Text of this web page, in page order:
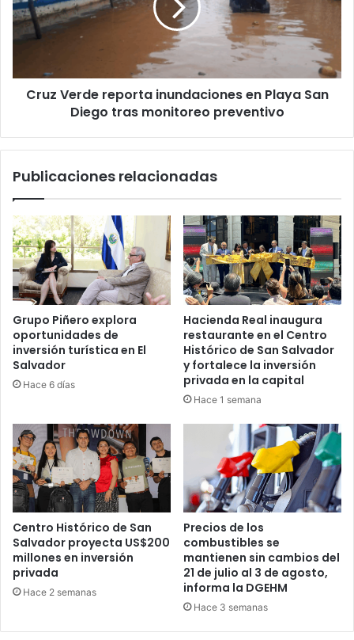
en
Playa
San
tras
monitoreo
Cruz Verde reporta inundaciones en Playa San
Diego tras monitoreo preventivo
Publicaciones relacionadas
Grupo Piñero explora
oportunidades de
inversión turística en El
Salvador
Hace 6 días
Hacienda Real inaugura
restaurante en el Centro
Histórico de San Salvador
y fortalece la inversión
privada en la capital
Hace 1 semana
Centro Histórico de San
Salvador proyecta US$200
millones en inversión
privada
Hace 2 semanas
Precios de los
combustibles se
mantienen sin cambios del
21 de julio al 3 de agosto,
informa la DGEHM
Hace 3 semanas